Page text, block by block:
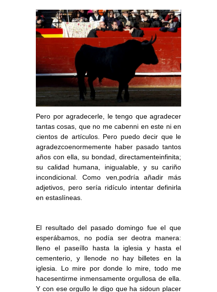
Pero por agradecerle, le tengo que agradecer
tantas cosas, que no me cabenni en este ni en
cientos de artículos. Pero puedo decir que le
agradezcoenormemente haber pasado tantos
años con ella, su bondad, directamenteinfinita;
su calidad humana, inigualable, y su cariño
incondicional. Como ven,podría añadir más
adjetivos, pero sería ridículo intentar definirla
en estaslíneas.
El resultado del pasado domingo fue el que
esperábamos, no podía ser deotra manera:
lleno el paseíllo hasta la iglesia y hasta el
cementerio, y llenode no hay billetes en la
iglesia. Lo mire por donde lo mire, todo me
hacesentirme inmensamente orgullosa de ella.
Y con ese orgullo le digo que ha sidoun placer